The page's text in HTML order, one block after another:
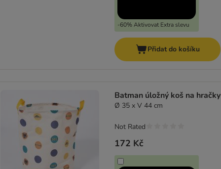
-60% Aktivovat Extra slevu
Přidat do košíku
Batman úložný koš na hračky
Ø 35 x V 44 cm
172 Kč
Not Rated